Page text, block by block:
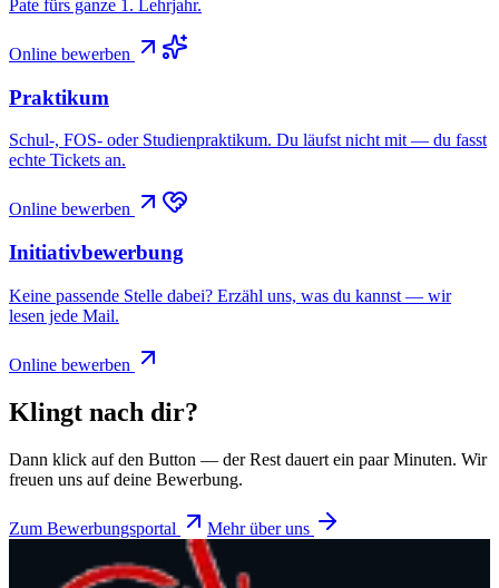
Pate fürs ganze 1. Lehrjahr.
Online bewerben
Praktikum
Schul-, FOS- oder Studienpraktikum. Du läufst nicht mit — du fasst
echte Tickets an.
Online bewerben
Initiativbewerbung
Keine passende Stelle dabei? Erzähl uns, was du kannst — wir
lesen jede Mail.
Online bewerben
Klingt nach dir?
Dann klick auf den Button — der Rest dauert ein paar Minuten. Wir
freuen uns auf deine Bewerbung.
Zum Bewerbungsportal Mehr über uns